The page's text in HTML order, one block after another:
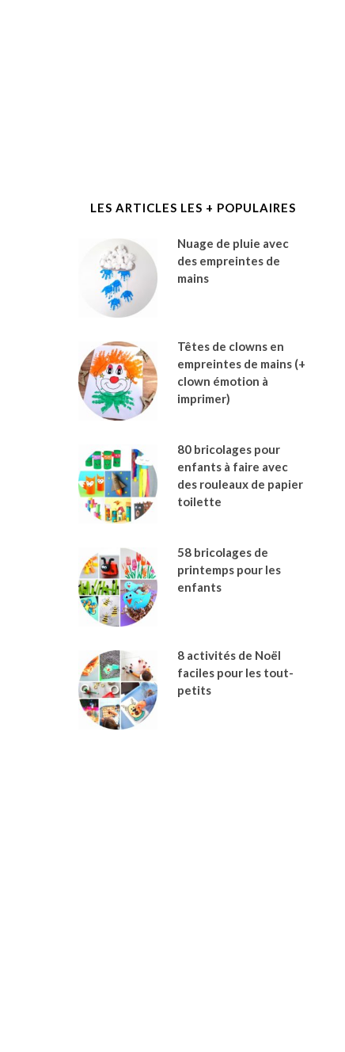
LES ARTICLES LES + POPULAIRES
Nuage de pluie avec
des empreintes de
mains
Têtes de clowns en
empreintes de mains (+
clown émotion à
imprimer)
80 bricolages pour
enfants à faire avec
des rouleaux de papier
toilette
58 bricolages de
printemps pour les
enfants
8 activités de Noël
faciles pour les tout-
petits